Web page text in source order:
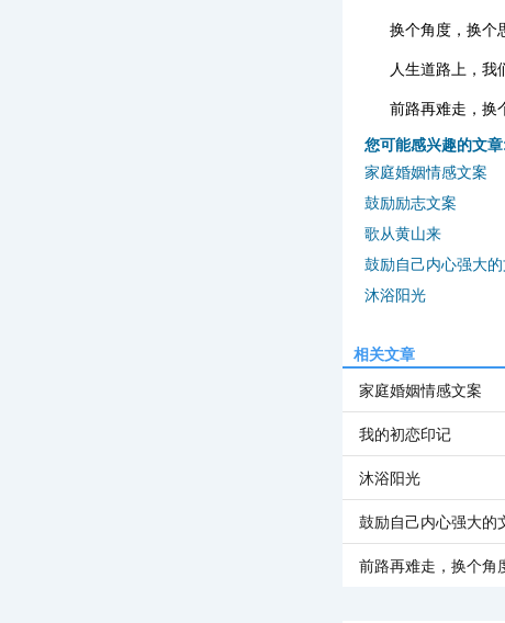
换个角度，换个
人生道路上，我
前路再难走，换
您可能感兴趣的文
家庭婚姻情感文案
鼓励励志文案
歌从黄山来
鼓励自己内心强大
沐浴阳光
相关文章
家庭婚姻情感文案
我的初恋印记
沐浴阳光
鼓励自己内心强大的
前路再难走，换个角